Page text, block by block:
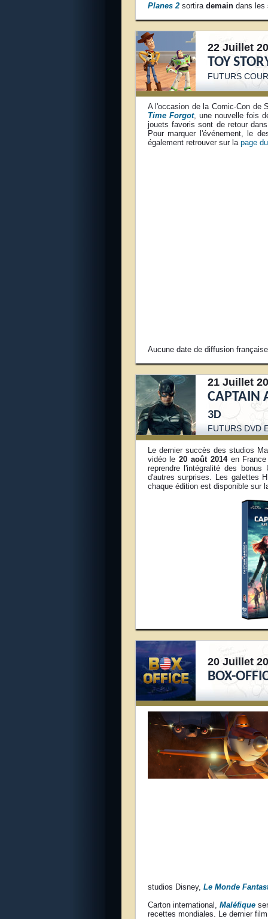
Planes 2sortira demaindans les
22 Juillet
TOY
FUTURS
A l'occasion de la Comic-Con de
Time Forgot, une nouvelle fois
jouets favoris sont de retour
Pour marquer l'événement, le
également retrouver sur la page
Aucune date de diffusion
21 Juillet
CAPTAIN
3D
FUTURS DVD
Le dernier succès des studios
vidéo le20 août 2014en
reprendre l'intégralité des
d'autres surprises. Les galettes
chaque édition est disponible sur
20 Juillet
BOX-
studios Disney, Le Monde
Carton international, Maléfique
recettes mondiales. Le dernier